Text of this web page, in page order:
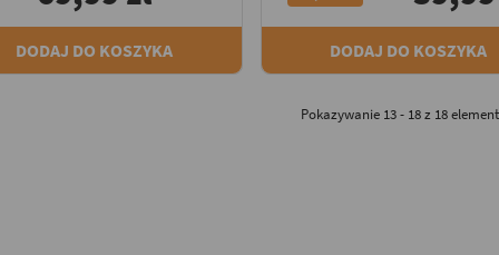
DODAJ DO KOSZYKA DODAJ DO KOSZYKA
Pokazywanie 13 - 18 z 18